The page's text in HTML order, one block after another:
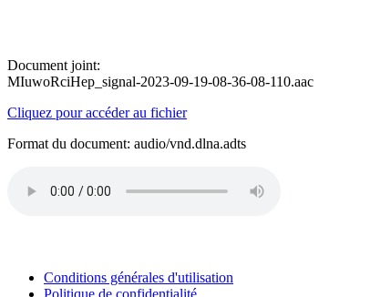
Document joint:
MIuwoRciHep_signal-2023-09-19-08-36-08-110.aac
Cliquez pour accéder au fichier
Format du document: audio/vnd.dlna.adts
Conditions générales d'utilisation
Politique de confidentialité